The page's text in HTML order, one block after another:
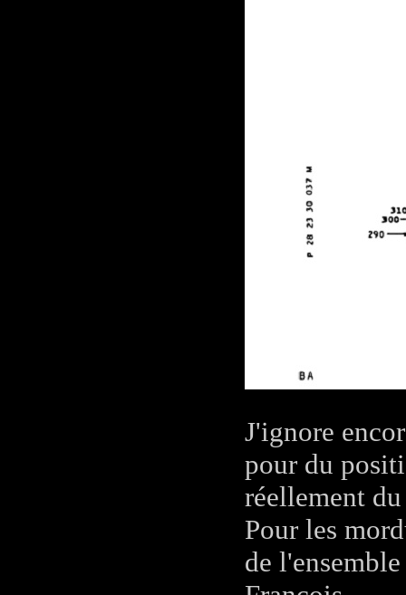
J'ignore
pour du
réellement du
Pour les
de